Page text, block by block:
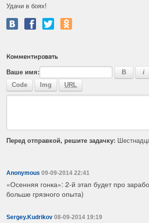
Удачи в боях!
Комментировать
Ваше имя:
Перед отправкой, решите задачку:
Anonymous 09-09-2014 22:41
«Осенняя гонка»: 2-й этап будет про
больше грязного опыта)
Sergey.Kudrikov 08-09-2014 19:19